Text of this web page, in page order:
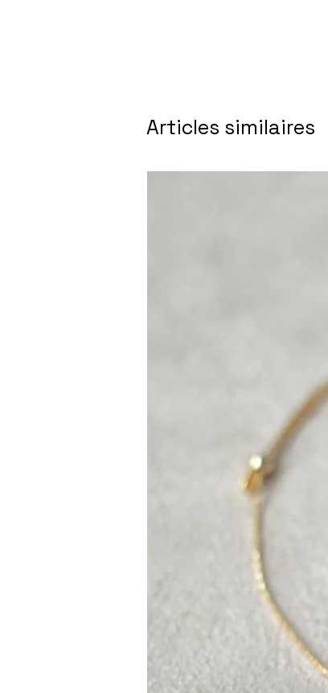
Articles similaires